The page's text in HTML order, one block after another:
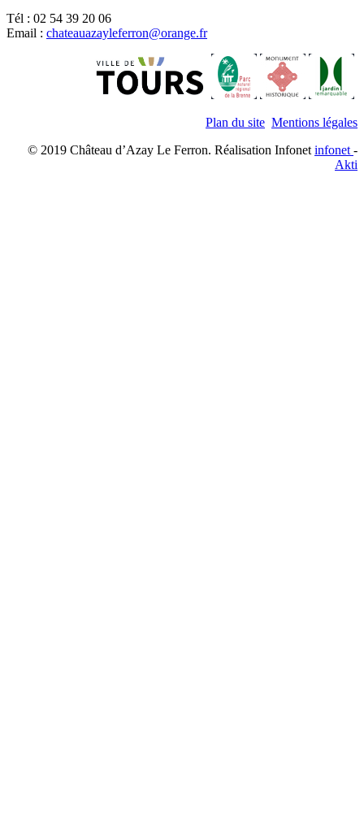
Tél : 02 54 39 20 06
Email : chateauazayleferron@orange.fr
Plan du site Mentions légales
© 2019 Château d’Azay Le Ferron. Réalisation Infonet infonet -
Akti